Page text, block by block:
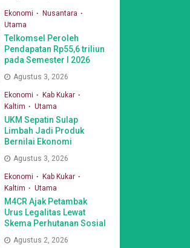
Ekonomi
Nusantara
Utama
Telkomsel Peroleh
Pendapatan Rp55,6 triliun
pada Semester I 2026
Agustus 3, 2026
Ekonomi
Kab Kukar
Kaltim
Utama
UKM Sepatin Sulap
Limbah Jadi Produk
Bernilai Ekonomi
Agustus 3, 2026
Ekonomi
Kab Kukar
Kaltim
Utama
M4CR Ajak Petambak
Urus Legalitas Lewat
Skema Perhutanan Sosial
Agustus 2, 2026